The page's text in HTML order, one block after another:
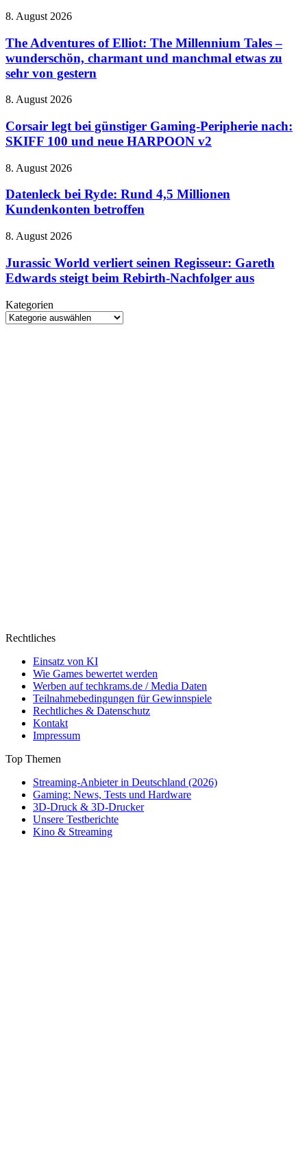
den
mit
Schrottkarren
The
of
Elliot:
The
Millennium
–
charmant
und
etwas
sehr
von
gestern
8. August 2026
The Adventures of Elliot: The Millennium Tales –
wunderschön, charmant und manchmal etwas zu
sehr von gestern
Corsair
bei
günstiger
Gaming-
nach:
100
und
HARPOON
8. August 2026
Corsair legt bei günstiger Gaming-Peripherie nach:
SKIFF 100 und neue HARPOON v2
Datenleck
Ryde:
Rund
4,5
Kundenkonten
8. August 2026
Datenleck bei Ryde: Rund 4,5 Millionen
Kundenkonten betroffen
Jurassic
verliert
seinen
Regisseur:
Edwards
steigt
8. August 2026
Jurassic World verliert seinen Regisseur: Gareth
Edwards steigt beim Rebirth-Nachfolger aus
Kategorien
Kategorien
Rechtliches
Einsatz von KI
Wie Games bewertet werden
Werben auf techkrams.de / Media Daten
Teilnahmebedingungen für Gewinnspiele
Rechtliches & Datenschutz
Kontakt
Impressum
Top Themen
Streaming-Anbieter in Deutschland (2026)
Gaming: News, Tests und Hardware
3D-Druck & 3D-Drucker
Unsere Testberichte
Kino & Streaming